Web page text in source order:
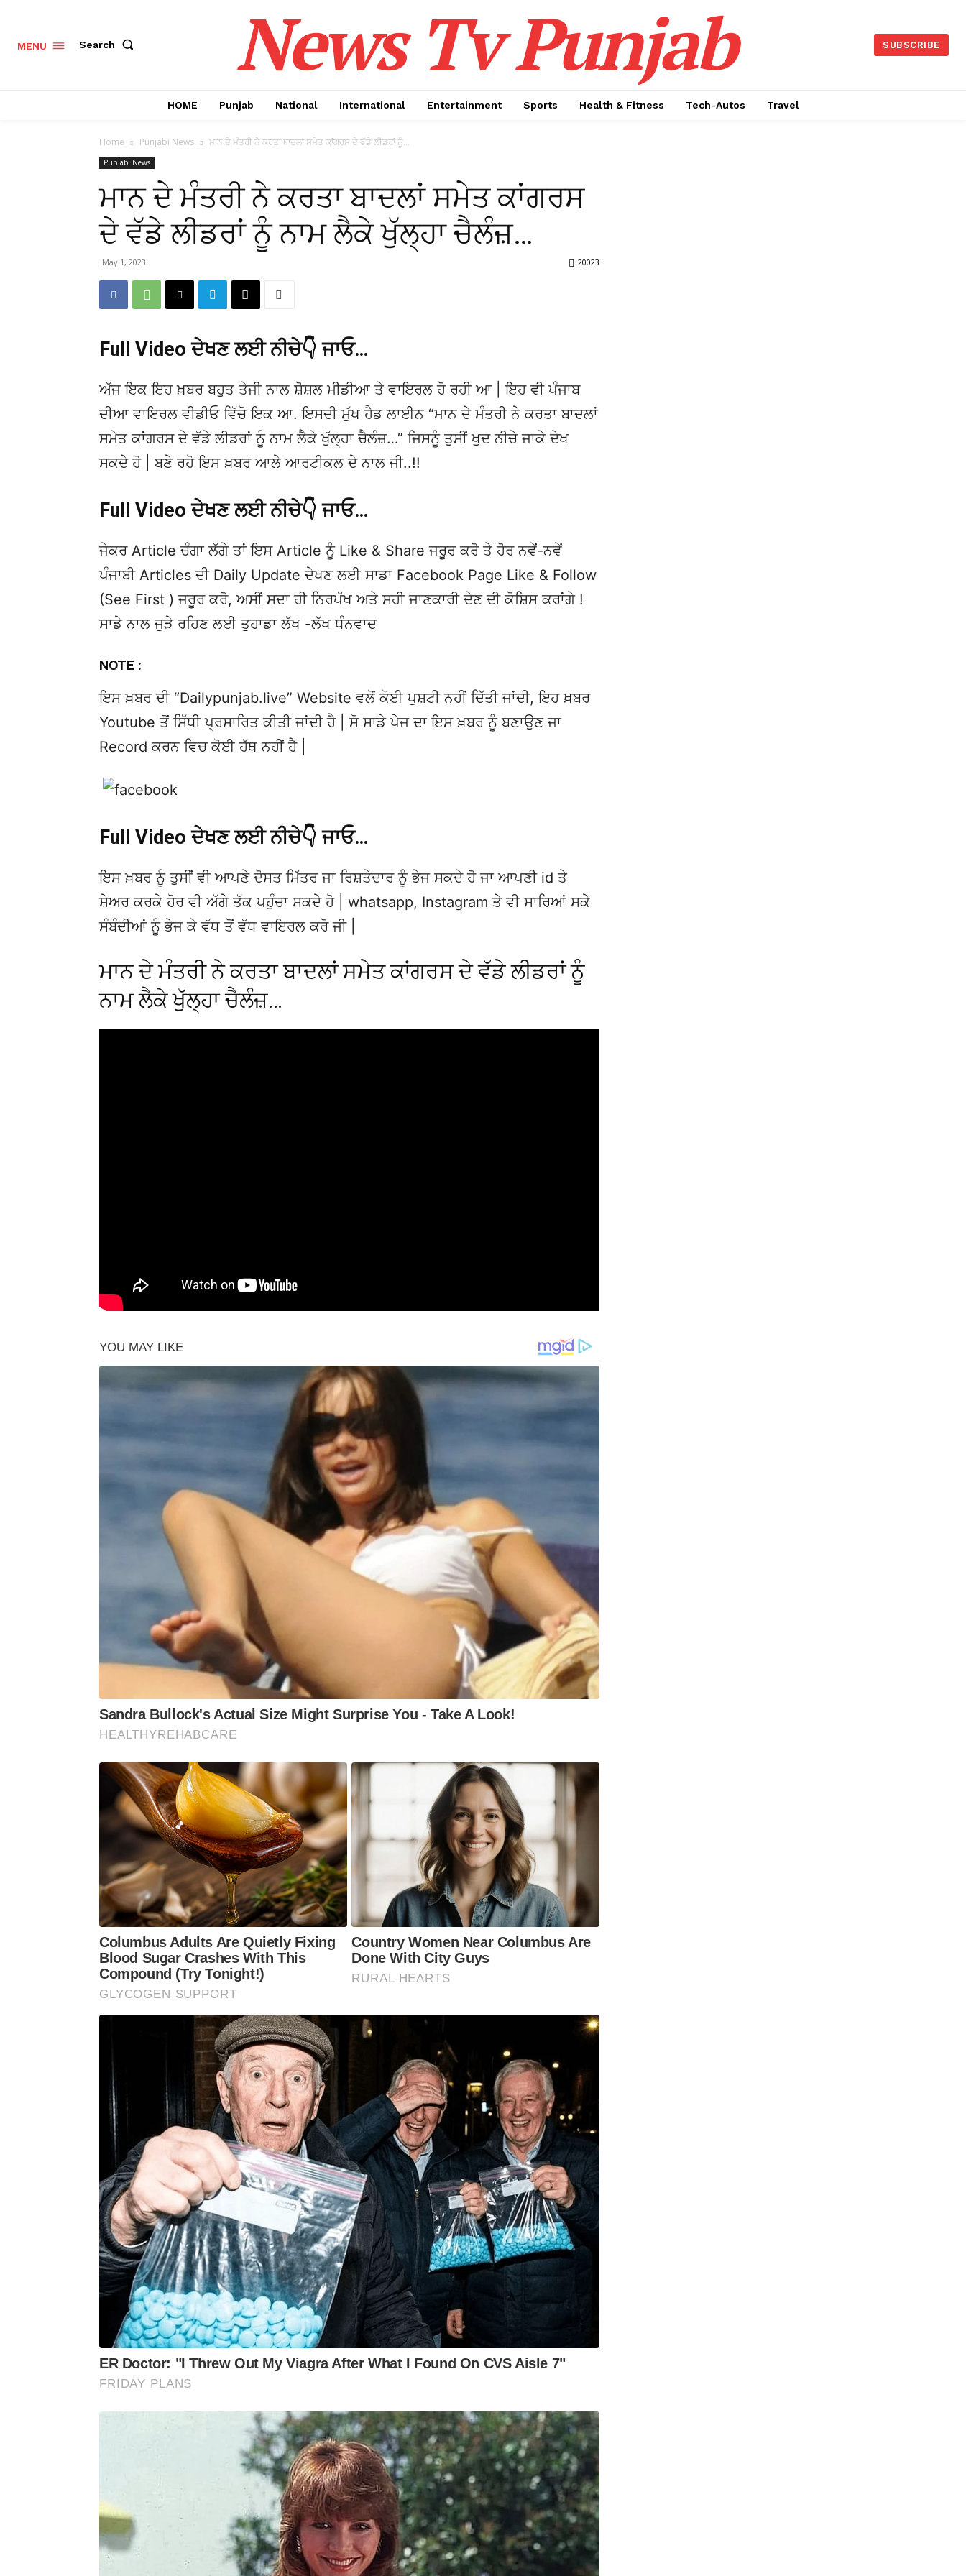
MENU Search News Tv Punjab SUBSCRIBE
HOME Punjab National International Entertainment Sports Health & Fitness Tech-Autos Travel
Home Punjabi News ਮਾਨ ਦੇ ਮੰਤਰੀ ਨੇ ਕਰਤਾ ਬਾਦਲਾਂ ਸਮੇਤ ਕਾਂਗਰਸ ਦੇ ਵੱਡੇ ਲੀਡਰਾਂ ਨੂੰ...
Punjabi News
ਮਾਨ ਦੇ ਮੰਤਰੀ ਨੇ ਕਰਤਾ ਬਾਦਲਾਂ ਸਮੇਤ ਕਾਂਗਰਸ
ਦੇ ਵੱਡੇ ਲੀਡਰਾਂ ਨੂੰ ਨਾਮ ਲੈਕੇ ਖੁੱਲ੍ਹਾ ਚੈਲੰਜ਼…
May 1, 2023 20023
Full Video ਦੇਖਣ ਲਈ ਨੀਚੇ👇 ਜਾਓ…
ਅੱਜ ਇਕ ਇਹ ਖ਼ਬਰ ਬਹੁਤ ਤੇਜੀ ਨਾਲ ਸ਼ੋਸ਼ਲ ਮੀਡੀਆ ਤੇ ਵਾਇਰਲ ਹੋ ਰਹੀ ਆ | ਇਹ ਵੀ ਪੰਜਾਬ
ਦੀਆ ਵਾਇਰਲ ਵੀਡੀਓ ਵਿੱਚੋ ਇਕ ਆ. ਇਸਦੀ ਮੁੱਖ ਹੈਡ ਲਾਈਨ “ਮਾਨ ਦੇ ਮੰਤਰੀ ਨੇ ਕਰਤਾ ਬਾਦਲਾਂ
ਸਮੇਤ ਕਾਂਗਰਸ ਦੇ ਵੱਡੇ ਲੀਡਰਾਂ ਨੂੰ ਨਾਮ ਲੈਕੇ ਖੁੱਲ੍ਹਾ ਚੈਲੰਜ਼…” ਜਿਸਨੂੰ ਤੁਸੀਂ ਖੁਦ ਨੀਚੇ ਜਾਕੇ ਦੇਖ
ਸਕਦੇ ਹੋ | ਬਣੇ ਰਹੋ ਇਸ ਖ਼ਬਰ ਆਲੇ ਆਰਟੀਕਲ ਦੇ ਨਾਲ ਜੀ..!!
Full Video ਦੇਖਣ ਲਈ ਨੀਚੇ👇 ਜਾਓ…
ਜੇਕਰ Article ਚੰਗਾ ਲੱਗੇ ਤਾਂ ਇਸ Article ਨੂੰ Like & Share ਜਰੂਰ ਕਰੋ ਤੇ ਹੋਰ ਨਵੇਂ-ਨਵੇਂ
ਪੰਜਾਬੀ Articles ਦੀ Daily Update ਦੇਖਣ ਲਈ ਸਾਡਾ Facebook Page Like & Follow
(See First ) ਜਰੂਰ ਕਰੋ, ਅਸੀਂ ਸਦਾ ਹੀ ਨਿਰਪੱਖ ਅਤੇ ਸਹੀ ਜਾਣਕਾਰੀ ਦੇਣ ਦੀ ਕੋਸ਼ਿਸ ਕਰਾਂਗੇ !
ਸਾਡੇ ਨਾਲ ਜੁੜੇ ਰਹਿਣ ਲਈ ਤੁਹਾਡਾ ਲੱਖ -ਲੱਖ ਧੰਨਵਾਦ
NOTE :
ਇਸ ਖ਼ਬਰ ਦੀ “Dailypunjab.live” Website ਵਲੋਂ ਕੋਈ ਪੁਸ਼ਟੀ ਨਹੀਂ ਦਿੱਤੀ ਜਾਂਦੀ, ਇਹ ਖ਼ਬਰ
Youtube ਤੋਂ ਸਿੱਧੀ ਪ੍ਰਸਾਰਿਤ ਕੀਤੀ ਜਾਂਦੀ ਹੈ | ਸੋ ਸਾਡੇ ਪੇਜ ਦਾ ਇਸ ਖ਼ਬਰ ਨੂੰ ਬਣਾਉਣ ਜਾ
Record ਕਰਨ ਵਿਚ ਕੋਈ ਹੱਥ ਨਹੀਂ ਹੈ |
Full Video ਦੇਖਣ ਲਈ ਨੀਚੇ👇 ਜਾਓ…
ਇਸ ਖ਼ਬਰ ਨੂੰ ਤੁਸੀਂ ਵੀ ਆਪਣੇ ਦੋਸਤ ਮਿੱਤਰ ਜਾ ਰਿਸ਼ਤੇਦਾਰ ਨੂੰ ਭੇਜ ਸਕਦੇ ਹੋ ਜਾ ਆਪਣੀ id ਤੇ
ਸ਼ੇਅਰ ਕਰਕੇ ਹੋਰ ਵੀ ਅੱਗੇ ਤੱਕ ਪਹੁੰਚਾ ਸਕਦੇ ਹੋ | whatsapp, Instagram ਤੇ ਵੀ ਸਾਰਿਆਂ ਸਕੇ
ਸੰਬੰਦੀਆਂ ਨੂੰ ਭੇਜ ਕੇ ਵੱਧ ਤੋਂ ਵੱਧ ਵਾਇਰਲ ਕਰੋ ਜੀ |
ਮਾਨ ਦੇ ਮੰਤਰੀ ਨੇ ਕਰਤਾ ਬਾਦਲਾਂ ਸਮੇਤ ਕਾਂਗਰਸ ਦੇ ਵੱਡੇ ਲੀਡਰਾਂ ਨੂੰ
ਨਾਮ ਲੈਕੇ ਖੁੱਲ੍ਹਾ ਚੈਲੰਜ਼…